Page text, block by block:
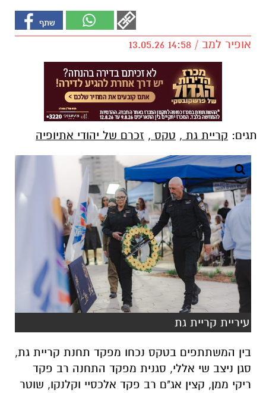
אופיר למב / 14:58 13.05.26
תגים: קריית גת , טקס , זכרם של יהודי אתיופיה
עיריית קריית גת
בין המשתתפים בטקס נכחו מפקד תחנת קריית גת,
סגן ניצב שי אללי, סגנית מפקד התחנה רב פקד
ריקי ממן, קצין אג"ם רב פקד אלכסיי וקלנקו, שוטר